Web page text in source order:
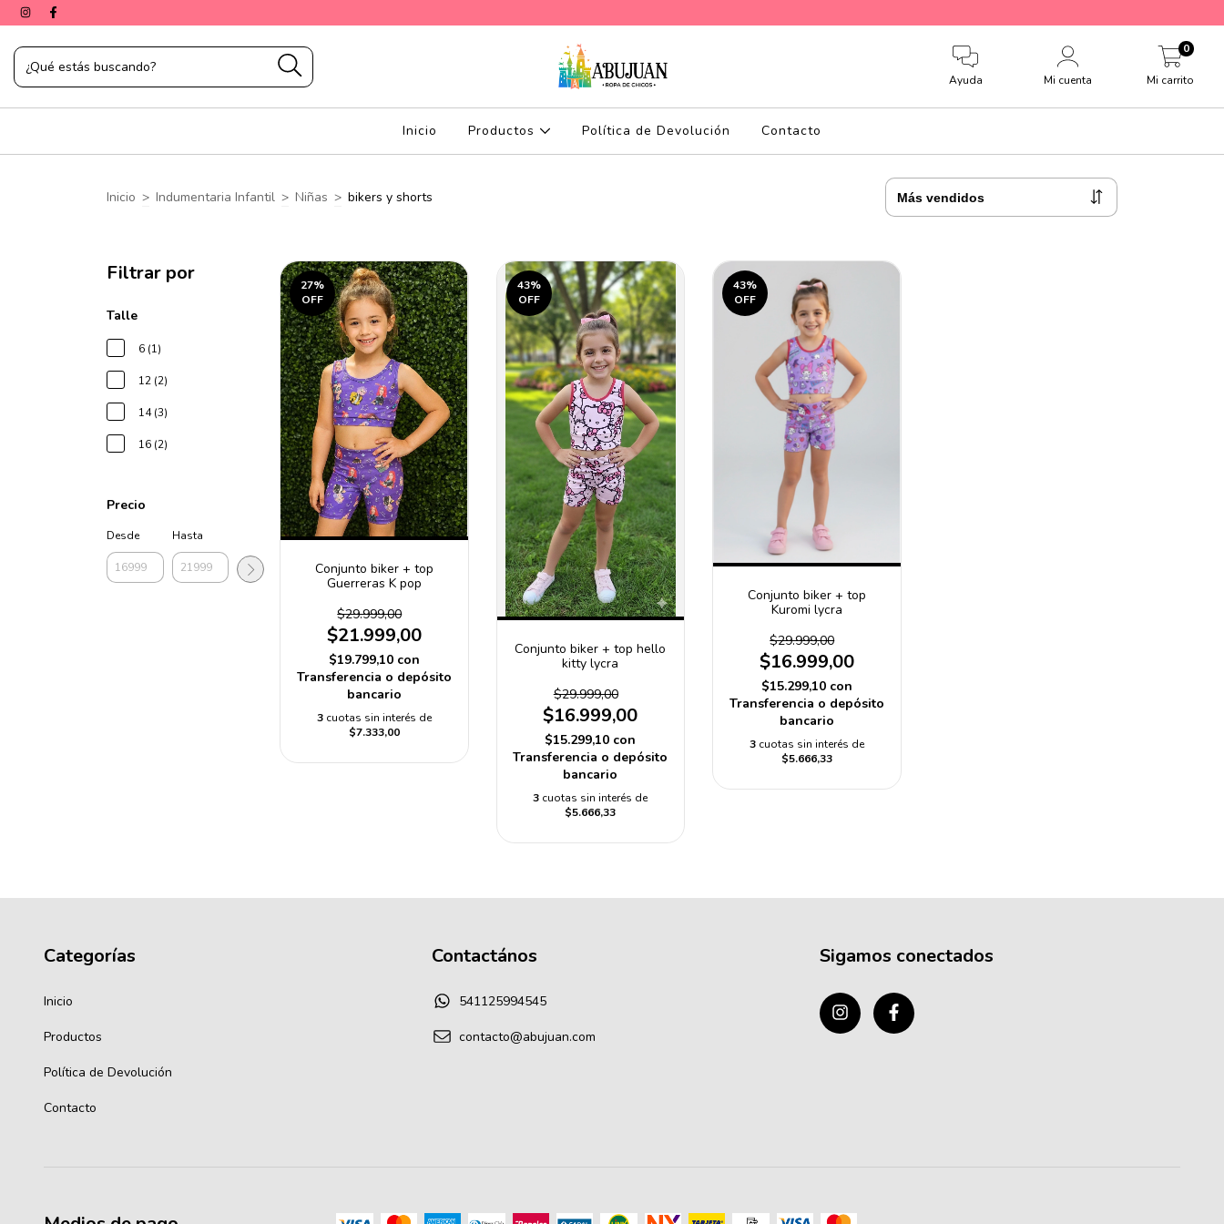
Ayuda Mi cuenta Mi carrito
0
Inicio Productos Política de Devolución Contacto
Inicio > Indumentaria Infantil > Niñas > bikers y shorts
Filtrar por
Talle
6 (1)
12 (2)
14 (3)
16 (2)
Precio
Desde Hasta
27%
OFF
Conjunto biker + top
Guerreras K pop
$29.999,00
$21.999,00
$19.799,10 con
Transferencia o depósito
bancario
3 cuotas sin interés de
$7.333,00
43%
OFF
Conjunto biker + top hello
kitty lycra
$29.999,00
$16.999,00
$15.299,10 con
Transferencia o depósito
bancario
3 cuotas sin interés de
$5.666,33
43%
OFF
Conjunto biker + top
Kuromi lycra
$29.999,00
$16.999,00
$15.299,10 con
Transferencia o depósito
bancario
3 cuotas sin interés de
$5.666,33
Categorías
Inicio
Productos
Política de Devolución
Contacto
Contactános
541125994545
contacto@abujuan.com
Sigamos conectados